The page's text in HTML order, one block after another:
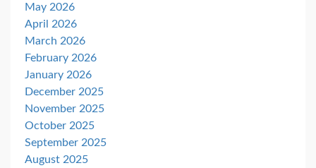
May 2026
April 2026
March 2026
February 2026
January 2026
December 2025
November 2025
October 2025
September 2025
August 2025